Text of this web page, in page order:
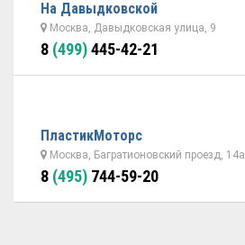
На Давыдковской
Москва, Давыдковская улица, 9
8 (499)445-42-21
ПластикМоторс
Москва, Багратионовский проезд, 14а
8 (495) 744-59-20